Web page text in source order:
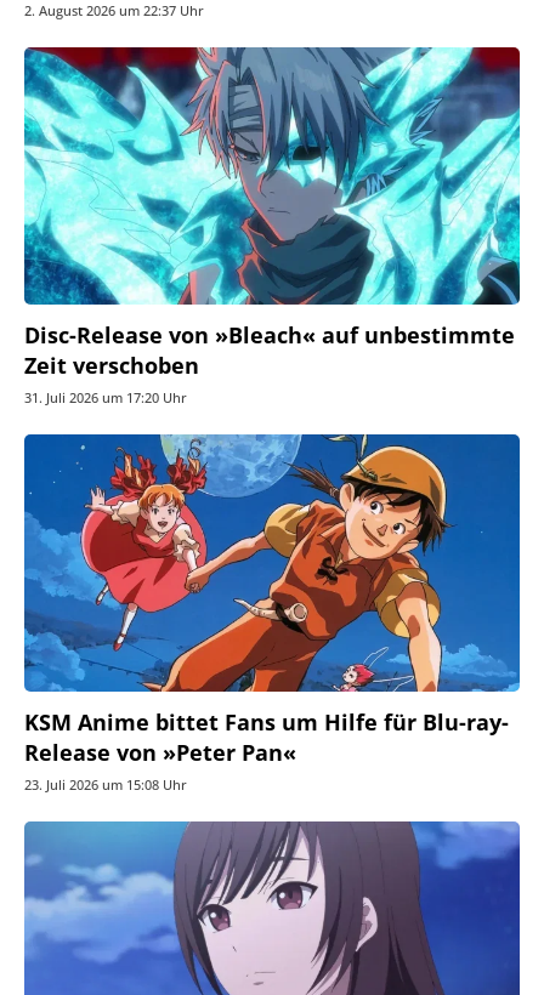
2. August 2026 um 22:37 Uhr
Disc-Release von »Bleach« auf unbestimmte
Zeit verschoben
31. Juli 2026 um 17:20 Uhr
KSM Anime bittet Fans um Hilfe für Blu-ray-
Release von »Peter Pan«
23. Juli 2026 um 15:08 Uhr